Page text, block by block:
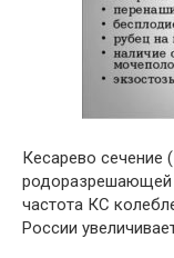
Кесарево сечение
родоразрешающей
частота КС
России